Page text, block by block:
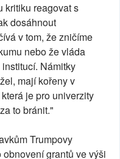
kritiku reagovat s
dosáhnout
v tom, že zničíme
nebo že vláda
Námitky
mají kořeny v
je pro univerzity
to bránit."
Trumpovy
grantů ve výši